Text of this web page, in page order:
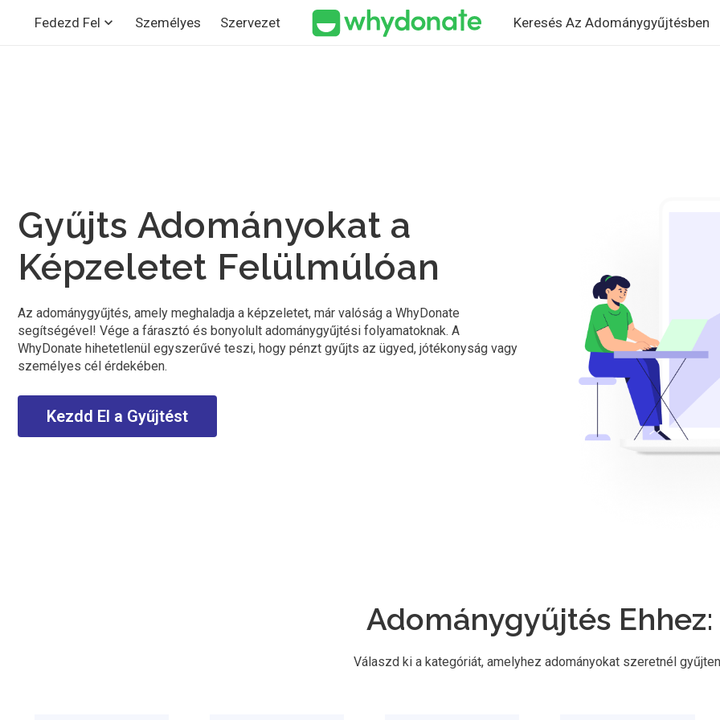
Fedezd Fel Személyes Szervezet Keresés Az Adománygyűjtésben
Gyűjts Adományokat a
Képzeletet Felülmúlóan
Az adománygyűjtés, amely meghaladja a képzeletet, már valóság a WhyDonate
segítségével! Vége a fárasztó és bonyolult adománygyűjtési folyamatoknak. A
WhyDonate hihetetlenül egyszerűvé teszi, hogy pénzt gyűjts az ügyed, jótékonyság vagy
személyes cél érdekében.
Kezdd El a Gyűjtést
Adománygyűjtés Ehhez:
Válaszd ki a kategóriát, amelyhez adományokat szeretnél